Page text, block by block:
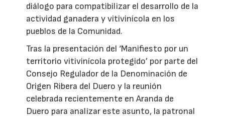
diálogo para compatibilizar el desarrollo de la
actividad ganadera y vitivinícola en los
pueblos de la Comunidad.
Tras la presentación del ‘Manifiesto por un
territorio vitivinícola protegido’ por parte del
Consejo Regulador de la Denominación de
Origen Ribera del Duero y la reunión
celebrada recientemente en Aranda de
Duero para analizar este asunto, la patronal